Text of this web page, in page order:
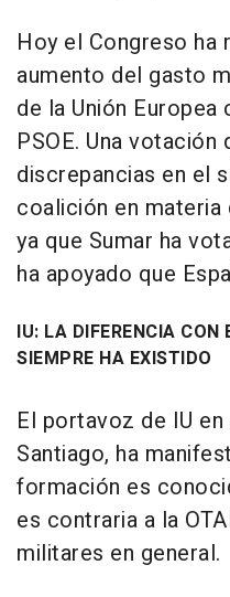
Hoy el Congreso ha
aumento del gasto
de la Unión
PSOE. Una
discrepancias en el
coalición en materia
ya que Sumar ha
ha apoyado que
IU: LA DIFERENCIA CON
SIEMPRE HA EXISTIDO
El portavoz de IU
Santiago, ha
formación es
es contraria a la
militares en general.